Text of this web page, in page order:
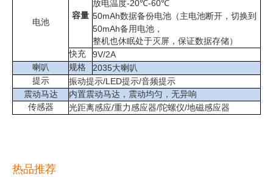
电池
容量
放电温度-20℃-60℃
50mAh数据备份电池（主电池断开，切换到
50mAh备用电池，
整机也休眠处于灭屏，保证数据存储）
快充
9V/2A
喇叭 规格 2035大喇叭
提示
振动提示/LED提示/音频提示
震动马达
内置震动马达，震动均匀，无异响
传感器
光距离感应/重力感应器/陀螺仪/地磁感应器
热品推荐